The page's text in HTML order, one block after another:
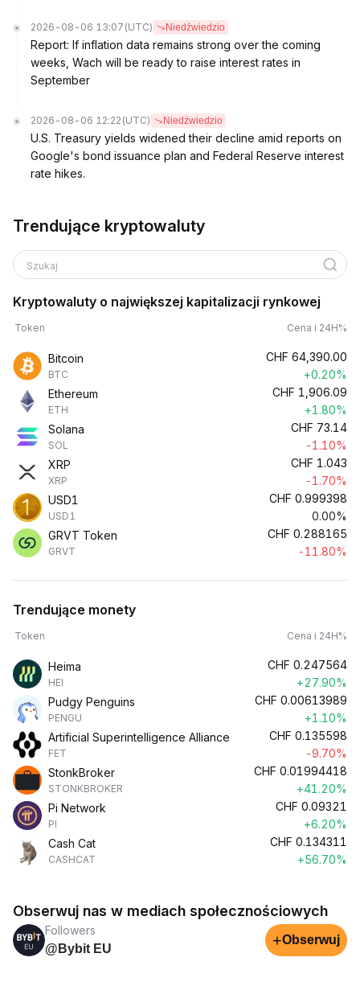
2026-08-06 13:07 (UTC) Niedźwiedzio
Report: If inflation data remains strong over the coming
weeks, Wach will be ready to raise interest rates in
September
2026-08-06 12:22 (UTC) Niedźwiedzio
U.S. Treasury yields widened their decline amid reports on
Google's bond issuance plan and Federal Reserve interest
rate hikes.
Trendujące kryptowaluty
Szukaj
Kryptowaluty o największej kapitalizacji rynkowej
Token Cena i 24H%
Bitcoin
BTC
CHF 64,390.00
+0.20%
Ethereum
ETH
CHF 1,906.09
+1.80%
Solana
SOL
CHF 73.14
-1.10%
XRP
XRP
CHF 1.043
-1.70%
USD1
USD1
CHF 0.999398
0.00%
GRVT Token
GRVT
CHF 0.288165
-11.80%
Trendujące monety
Token Cena i 24H%
Heima
HEI
CHF 0.247564
+27.90%
Pudgy Penguins
PENGU
CHF 0.00613989
+1.10%
Artificial Superintelligence Alliance
FET
CHF 0.135598
-9.70%
StonkBroker
STONKBROKER
CHF 0.01994418
+41.20%
Pi Network
PI
CHF 0.09321
+6.20%
Cash Cat
CASHCAT
CHF 0.134311
+56.70%
Obserwuj nas w mediach społecznościowych
Followers
@Bybit EU
+Obserwuj